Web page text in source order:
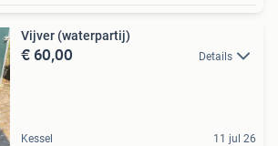
Vijver (waterpartij)
€ 60,00 Details
Kessel 11 jul 26